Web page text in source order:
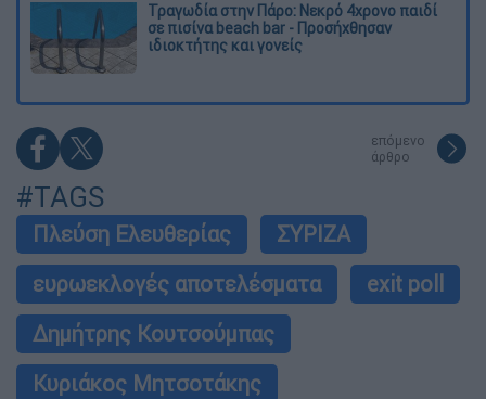
Τραγωδία στην Πάρο: Νεκρό 4χρονο παιδί
σε πισίνα beach bar - Προσήχθησαν
ιδιοκτήτης και γονείς
επόμενο
άρθρο
#TAGS
Πλεύση Ελευθερίας
ΣΥΡΙΖΑ
ευρωεκλογές αποτελέσματα
exit poll
Δημήτρης Κουτσούμπας
Κυριάκος Μητσοτάκης